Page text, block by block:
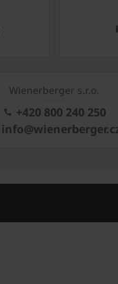
Wienerberger s.r.o.
+420 800 240 250